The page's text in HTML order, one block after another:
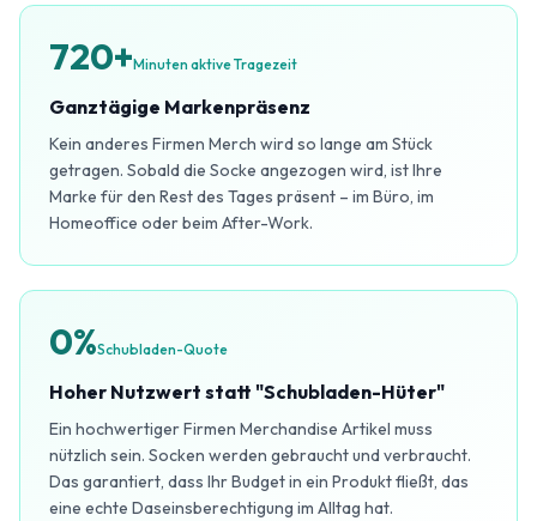
720+Minuten aktive Tragezeit
Ganztägige Markenpräsenz
Kein anderes Firmen Merch wird so lange am Stück
getragen. Sobald die Socke angezogen wird, ist Ihre
Marke für den Rest des Tages präsent – im Büro, im
Homeoffice oder beim After-Work.
0%Schubladen-Quote
Hoher Nutzwert statt "Schubladen-Hüter"
Ein hochwertiger Firmen Merchandise Artikel muss
nützlich sein. Socken werden gebraucht und verbraucht.
Das garantiert, dass Ihr Budget in ein Produkt fließt, das
eine echte Daseinsberechtigung im Alltag hat.